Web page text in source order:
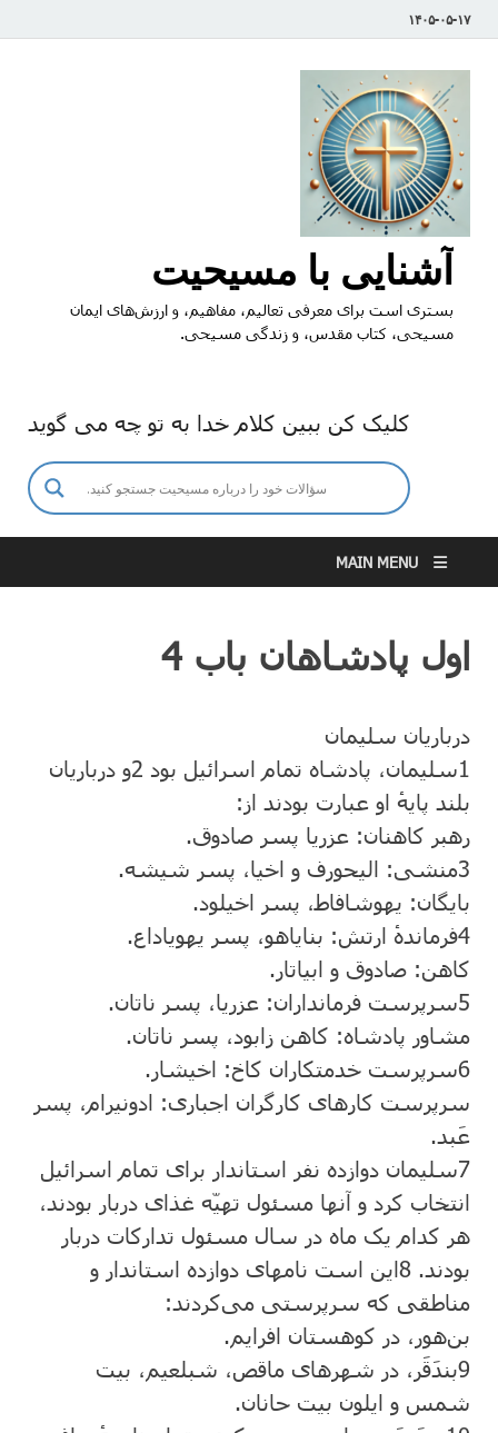
۱۴۰۵-۰۵-۱۷
آشنایی با مسیحیت
بستری است برای معرفی تعالیم، مفاهیم، و ارزش‌های ایمان
مسیحی، کتاب مقدس، و زندگی مسیحی.
کلیک کن ببین کلام خدا به تو چه می گوید
MAIN MENU
اول پادشاهان باب 4
درباریان سلیمان
1سلیمان، پادشاه تمام اسرائیل بود 2و درباریان
بلند پایهٔ او عبارت بودند از:
رهبر کاهنان: عزریا پسر صادوق.
3منشی: الیحورف و اخیا، پسر شیشه.
بایگان: یهوشافاط، پسر اخیلود.
4فرماندهٔ ارتش: بنایاهو، پسر یهویاداع.
کاهن: صادوق و ابیاتار.
5سرپرست فرمانداران: عزریا، پسر ناتان.
مشاور پادشاه: کاهن زابود، پسر ناتان.
6سرپرست خدمتکاران کاخ: اخیشار.
سرپرست کارهای کارگران اجباری: ادونیرام، پسر
عَبد.
7سلیمان دوازده نفر استاندار برای تمام اسرائیل
انتخاب کرد و آنها مسئول تهیّه غذای دربار بودند،
هر کدام یک ماه در سال مسئول تدارکات دربار
بودند. 8این است نامهای دوازده استاندار و
مناطقی که سرپرستی می‌کردند:
بن‌هور، در کوهستان افرایم.
9بندَقَر، در شهرهای ماقص، شبلعیم، بیت
شمس و ایلون بیت حانان.